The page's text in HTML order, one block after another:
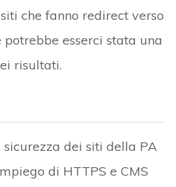
che fanno redirect verso
potrebbe esserci stata una
risultati.
dei siti della PA
di HTTPS e CMS